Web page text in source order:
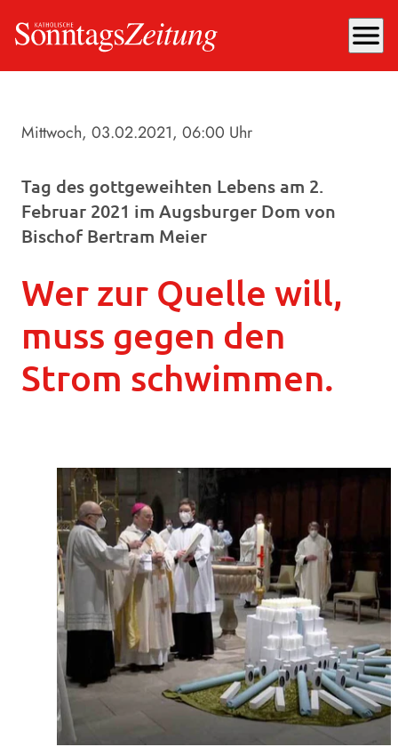
menu
Mittwoch, 03.02.2021, 06:00 Uhr
Tag des gottgeweihten Lebens am 2.
Februar 2021 im Augsburger Dom von
Bischof Bertram Meier
Wer zur Quelle will,
muss gegen den
Strom schwimmen.